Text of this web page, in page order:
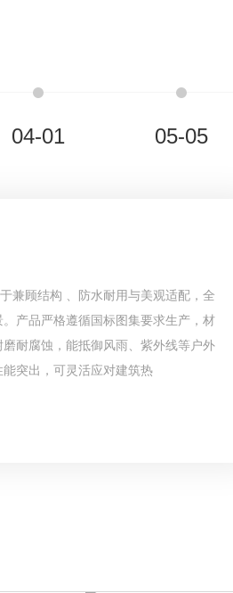
04-01 05-05
兼顾结构 、防水耐用与美观适配，全
产品严格遵循国标图集要求生产，材
耐腐蚀，能抵御风雨、紫外线等户外
突出，可灵活应对建筑热